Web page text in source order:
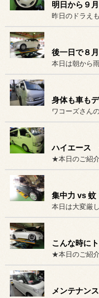
明日から９
後一日で８
身体も車も
ワコーズさん
ハイエース
集中力 vs 蚊
本日は大変厳
こんな時に
メンテナン